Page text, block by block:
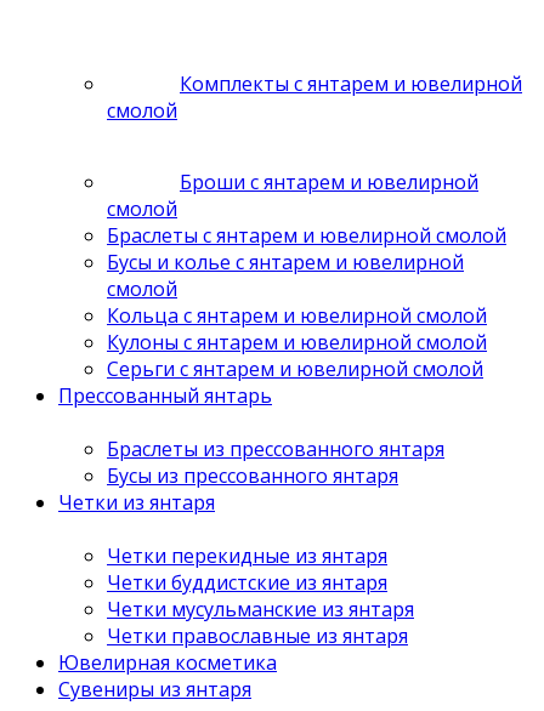
Комплекты с янтарем и ювелирной
смолой
Броши с янтарем и ювелирной
смолой
Браслеты с янтарем и ювелирной смолой
Бусы и колье с янтарем и ювелирной
смолой
Кольца с янтарем и ювелирной смолой
Кулоны с янтарем и ювелирной смолой
Серьги с янтарем и ювелирной смолой
Прессованный янтарь
Браслеты из прессованного янтаря
Бусы из прессованного янтаря
Четки из янтаря
Четки перекидные из янтаря
Четки буддистские из янтаря
Четки мусульманские из янтаря
Четки православные из янтаря
Ювелирная косметика
Сувениры из янтаря